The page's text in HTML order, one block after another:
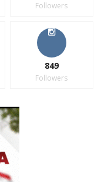
Followers
849
Followers